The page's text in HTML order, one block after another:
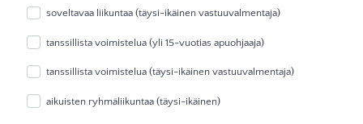
soveltavaa liikuntaa (täysi-ikäinen vastuuvalmentaja)
tanssillista voimistelua (yli 15-vuotias apuohjaaja)
tanssillista voimistelua (täysi-ikäinen vastuuvalmentaja)
aikuisten ryhmäliikuntaa (täysi-ikäinen)